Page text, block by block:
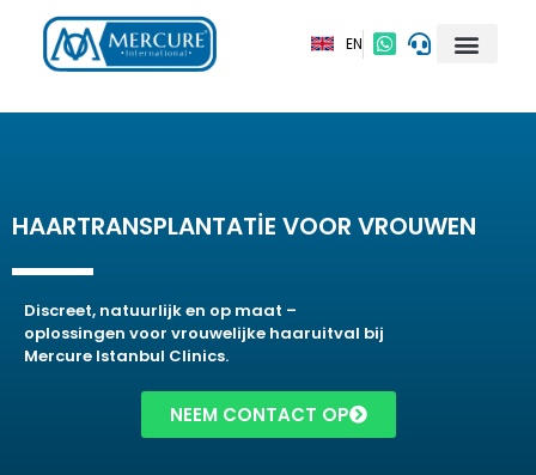
EN
HAARTRANSPLANTATIE VOOR VROUWEN
Discreet, natuurlijk en op maat –
oplossingen voor vrouwelijke haaruitval bij
Mercure Istanbul Clinics.
NEEM CONTACT OP